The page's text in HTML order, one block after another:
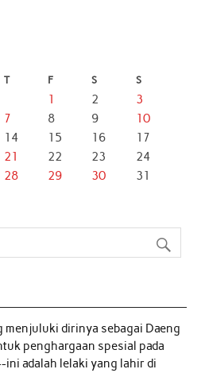
T F S S
1 2
3
7 8 9
10
14 15 16
17
21 22 23
24
28 29 30
31
menjuluki dirinya sebagai Daeng
penghargaan spesial pada
adalah lelaki yang lahir di